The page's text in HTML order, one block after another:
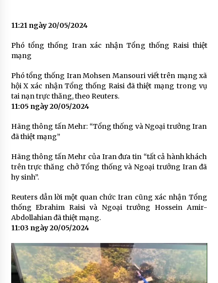
11:21 ngày 20/05/2024
Phó tổng thống Iran xác nhận Tổng thống Raisi thiệt
mạng
Phó tổng thống Iran Mohsen Mansouri viết trên mạng xã
hội X xác nhận Tổng thống Raisi đã thiệt mạng trong vụ
tai nạn trực thăng, theo Reuters.
11:05 ngày 20/05/2024
Hãng thông tấn Mehr: “Tổng thống và Ngoại trưởng Iran
đã thiệt mạng”
Hãng thông tấn Mehr của Iran đưa tin “tất cả hành khách
trên trực thăng chở Tổng thống và Ngoại trưởng Iran đã
hy sinh”.
Reuters dẫn lời một quan chức Iran cũng xác nhận Tổng
thống Ebrahim Raisi và Ngoại trưởng Hossein Amir-
Abdollahian đã thiệt mạng.
11:03 ngày 20/05/2024